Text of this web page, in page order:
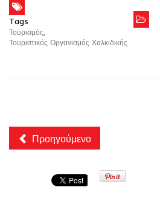
Tags
Τουρισμός,
Τουριστικός Οργανισμός Χαλκιδικής
Προηγούμενο